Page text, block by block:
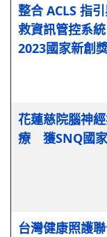
整合 ACLS 指
救資訊管控系
2023國家新創
花蓮慈院腦神
療 獲SNQ國
台灣健康照護